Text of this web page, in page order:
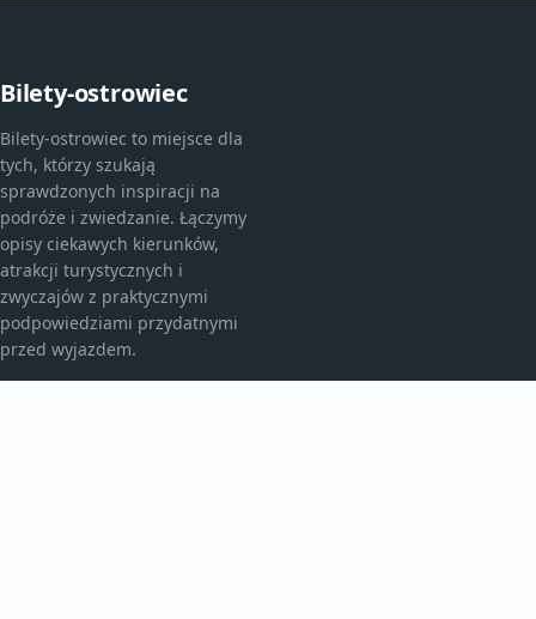
Bilety-ostrowiec
Bilety-ostrowiec to miejsce dla
tych, którzy szukają
sprawdzonych inspiracji na
podróże i zwiedzanie. Łączymy
opisy ciekawych kierunków,
atrakcji turystycznych i
zwyczajów z praktycznymi
podpowiedziami przydatnymi
przed wyjazdem.